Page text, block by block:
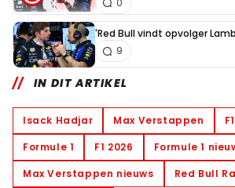
'Red Bull vindt opvolger
9
IN DIT ARTIKEL
Isack Hadjar Max Verstappen
Formule 1
F1 2026 Formule 1
Max Verstappen nieuws
Red Bull